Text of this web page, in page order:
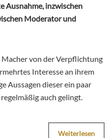
Ausnahme, inzwischen
Moderator und
von der Verpflichtung
Interesse an ihrem
Aussagen dieser ein paar
auch gelingt.
Weiterlesen